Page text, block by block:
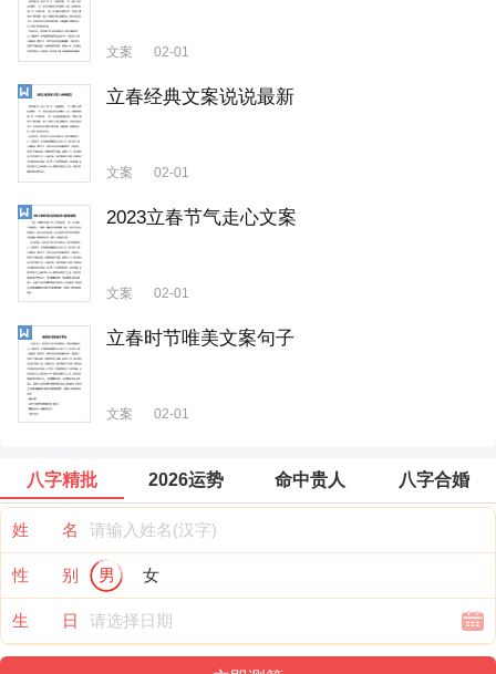
文案 02-01
立春经典文案说说最新
文案 02-01
2023立春节气走心文案
文案 02-01
立春时节唯美文案句子
文案 02-01
八字精批 2026运势 命中贵人 八字合婚
姓 名
性 别 男 女
生 日